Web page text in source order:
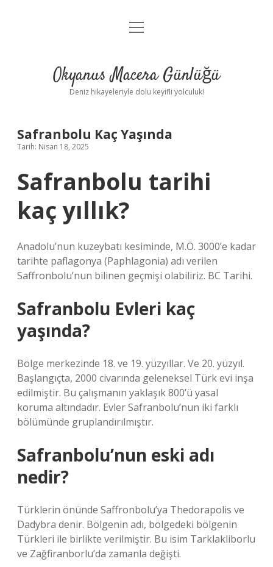
Anasayfa
Yasal Uyarı
menüyü
Okyanus Macera Günlüğü
Deniz hikayeleriyle dolu keyifli yolculuk!
Safranbolu Kaç Yaşında
Tarih: Nisan 18, 2025
Safranbolu tarihi
kaç yıllık?
Anadolu’nun kuzeybatı kesiminde, M.Ö. 3000’e kadar
tarihte paflagonya (Paphlagonia) adı verilen
Saffronbolu’nun bilinen geçmişi olabiliriz. BC Tarihi.
Safranbolu Evleri kaç
yaşında?
Bölge merkezinde 18. ve 19. yüzyıllar. Ve 20. yüzyıl.
Başlangıçta, 2000 civarında geleneksel Türk evi inşa
edilmiştir. Bu çalışmanın yaklaşık 800’ü yasal
koruma altındadır. Evler Safranbolu’nun iki farklı
bölümünde gruplandırılmıştır.
Safranbolu’nun eski adı
nedir?
Türklerin önünde Saffronbolu’ya Thedorapolis ve
Dadybra denir. Bölgenin adı, bölgedeki bölgenin
Türkleri ile birlikte verilmiştir. Bu isim Tarklakliborlu
ve Zağfiranborlu’da zamanla değişti.